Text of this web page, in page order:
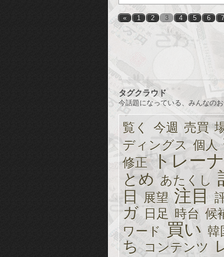
馬を探る
はどんなサポカ構成にな
« 1 2 3 4 5 6 7
タグクラウド
今話題になっている、みんなの
覧く 今週 売買
ディングス 個人
修正 トレー
とめ あたくし
日 展望 注目
ガ 日足 時台 候
ワード 買い 韓
ち コンテンツ